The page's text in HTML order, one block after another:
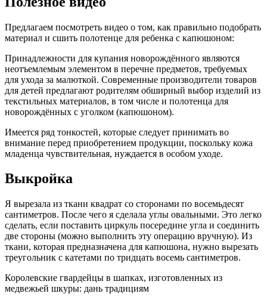
Предлагаем посмотреть видео о том, как правильно подобрать
материал и сшить полотенце для ребенка с капюшоном:
Принадлежности для купания новорождённого являются
неотъемлемым элементом в перечне предметов, требуемых
для ухода за малюткой. Современные производители товаров
для детей предлагают родителям обширный выбор изделий из
текстильных материалов, в том числе и полотенца для
новорождённых с уголком (капюшоном).
Имеется ряд тонкостей, которые следует принимать во
внимание перед приобретением продукции, поскольку кожа
младенца чувствительная, нуждается в особом уходе.
Выкройка
Я вырезала из ткани квадрат со сторонами по восемьдесят
сантиметров. После чего я сделала углы овальными. Это легко
сделать, если поставить циркуль посередине угла и соединить
две стороны (можно выполнить эту операцию вручную). Из
ткани, которая предназначена для капюшона, нужно вырезать
треугольник с катетами по тридцать восемь сантиметров.
Королевские гвардейцы в шапках, изготовленных из
медвежьей шкуры: дань традициям